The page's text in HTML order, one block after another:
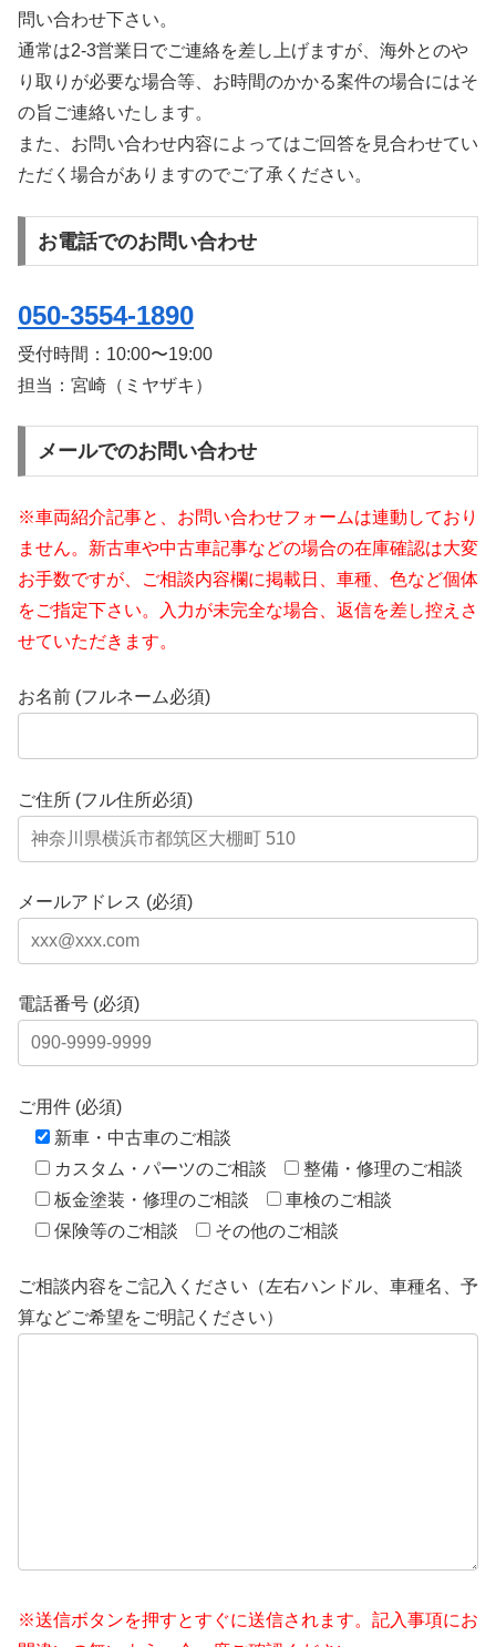
問い合わせ下さい。
通常は2-3営業日でご連絡を差し上げますが、海外とのや
り取りが必要な場合等、お時間のかかる案件の場合にはそ
の旨ご連絡いたします。
また、お問い合わせ内容によってはご回答を見合わせてい
ただく場合がありますのでご了承ください。
お電話でのお問い合わせ
050-3554-1890
受付時間： 10:00〜19:00
担当：宮崎（ミヤザキ）
メールでのお問い合わせ
※車両紹介記事と、お問い合わせフォームは連動しており
ません。新古車や中古車記事などの場合の在庫確認は大変
お手数ですが、ご相談内容欄に掲載日、車種、色など個体
をご指定下さい。入力が未完全な場合、返信を差し控えさ
せていただきます。
お名前 (フルネーム必須)
ご住所 (フル住所必須)
メールアドレス (必須)
電話番号 (必須)
ご用件 (必須)
新車・中古車のご相談
カスタム・パーツのご相談
整備・修理のご相談
板金塗装・修理のご相談
車検のご相談
保険等のご相談
その他のご相談
ご相談内容をご記入ください（左右ハンドル、車種名、予
算などご希望をご明記ください）
※送信ボタンを押すとすぐに送信されます。記入事項にお